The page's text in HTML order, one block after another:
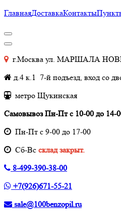
ГлавнаяДоставкаКонтакты
г.Москва ул. МАРШАЛА
д.4 к.1 7-й подъезд, вход со
метро Щукинская
Самовывоз Пн-Пт с 10-00 до 14-
Пн-Пт с 9-00 до 17-00
Cб-Вс склад закрыт.
8-499-390-38-00
+7(926)671-55-21
sale@100benzopil.ru